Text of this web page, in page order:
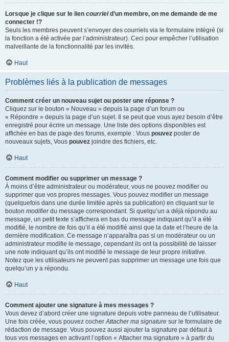
Lorsque je clique sur le lien courrield’un membre, on me demande de me
connecter !?
Seuls les membres peuvent s’envoyer des courriels via le formulaire intégré (si
la fonction a été activée par l’administrateur). Ceci pour empêcher l’utilisation
malveillante de la fonctionnalité par les invités.
Haut
Problèmes liés à la publication de messages
Comment créer un nouveau sujet ou poster une réponse ?
Cliquez sur le bouton « Nouveau » depuis la page d’un forum ou
« Répondre » depuis la page d’un sujet. Il se peut que vous ayez besoin d’être
enregistré pour écrire un message. Une liste des options disponibles est
affichée en bas de page des forums, exemple : Vous pouvez poster de
nouveaux sujets, Vous pouvez joindre des fichiers, etc.
Haut
Comment modifier ou supprimer un message ?
À moins d’être administrateur ou modérateur, vous ne pouvez modifier ou
supprimer que vos propres messages. Vous pouvez modifier un message
(quelquefois dans une durée limitée après sa publication) en cliquant sur le
bouton modifierdu message correspondant. Si quelqu’un a déjà répondu au
message, un petit texte s’affichera en bas du message indiquant qu’il a été
modifié, le nombre de fois qu’il a été modifié ainsi que la date et l’heure de la
dernière modification. Ce message n’apparaîtra pas si un modérateur ou un
administrateur modifie le message, cependant ils ont la possibilité de laisser
une note indiquant qu’ils ont modifié le message de leur propre initiative.
Notez que les utilisateurs ne peuvent pas supprimer un message une fois que
quelqu’un y a répondu.
Haut
Comment ajouter une signature à mes messages ?
Vous devez d’abord créer une signature depuis votre panneau de l’utilisateur.
Une fois créée, vous pouvez cocherAttacher ma signature sur le formulaire de
rédaction de message. Vous pouvez aussi ajouter la signature par défaut à
tous vos messages en activant l’option « Attacher ma signature » à partir du